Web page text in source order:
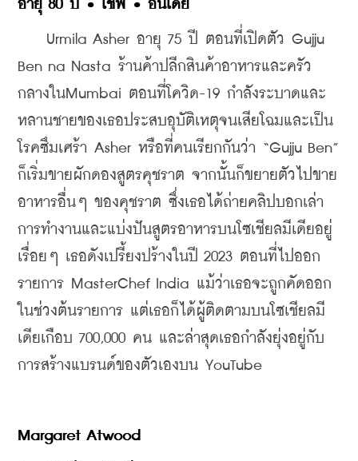
อายุ 80 ปี • เชฟ • อินเดีย
Urmila Asher อายุ 75 ปี ตอนที่เปิดตัว Gujju
Ben na Nasta ร้านค้าปลีกสินค้าอาหารและครัว
กลางในMumbai ตอนที่โควิด-19 กำลังระบาดและ
หลานชายของเธอประสบอุบัติเหตุจนเสียโฉมและเป็น
โรคซึมเศร้า Asher หรือที่คนเรียกกันว่า “Gujju Ben”
ก็เริ่มขายผักดองสูตรคุชราต จากนั้นก็ขยายตัวไปขาย
อาหารอื่นๆ ของคุชราต ซึ่งเธอได้ถ่ายคลิปบอกเล่า
การทำงานและแบ่งปันสูตรอาหารบนโซเชียลมีเดียอยู่
เรื่อยๆ เธอดังเปรี้ยงปร้างในปี 2023 ตอนที่ไปออก
รายการ MasterChef India แม้ว่าเธอจะถูกคัดออก
ในช่วงต้นรายการ แต่เธอก็ได้ผู้ติดตามบนโซเชียลมี
เดียเกือบ 700,000 คน และล่าสุดเธอกำลังยุ่งอยู่กับ
การสร้างแบรนด์ของตัวเองบน YouTube
Margaret Atwood